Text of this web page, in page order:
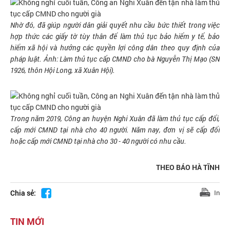
Nhờ đó, đã giúp người dân giải quyết nhu cầu bức thiết trong việc
hợp thức các giấy tờ tùy thân để làm thủ tục bảo hiểm y tế, bảo
hiểm xã hội và hưởng các quyền lợi công dân theo quy định của
pháp luật.Ảnh: Làm thủ tục cấp CMND cho bà Nguyễn Thị Mạo (SN
1926, thôn Hội Long, xã Xuân Hội).
Trong năm 2019, Công an huyện Nghi Xuân đã làm thủ tục cấp đổi,
cấp mới CMND tại nhà cho 40 người. Năm nay, đơn vị sẽ cấp đổi
hoặc cấp mới CMND tại nhà cho 30 - 40 người có nhu cầu.
THEO BÁO HÀ TĨNH
Chia sẻ: In
TIN MỚI